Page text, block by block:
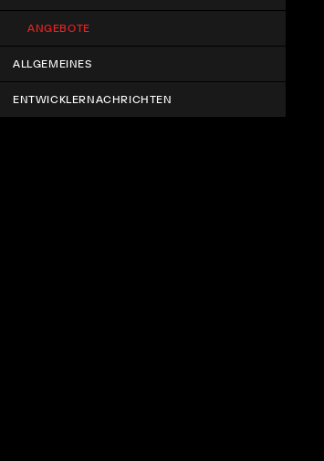
ANGEBOTE
ALLGEMEINES
ENTWICKLERNACHRICHTEN